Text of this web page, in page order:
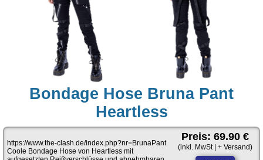
Bondage Hose Bruna Pant
Heartless
https://www.the-clash.de/index.php?nr=BrunaPant
Coole Bondage Hose von Heartless mit
Preis: 69.90 €
(inkl. MwSt | + Versand)